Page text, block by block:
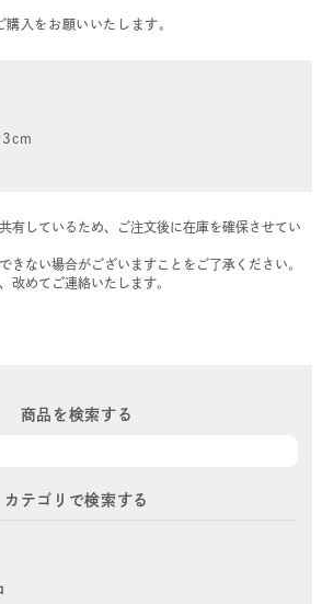
購入をお願いいたします。
有しているため、ご注文後に在庫を確保させてい
きない場合がございますことをご了承ください。
改めてご連絡いたします。
商品を検索する
カテゴリで検索する